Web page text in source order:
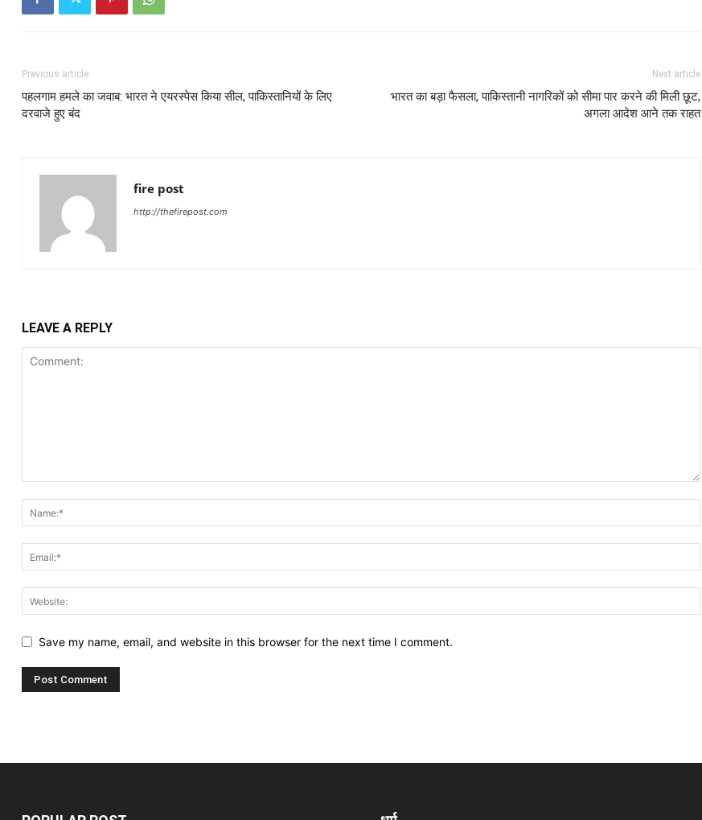
Previous article
पहलगाम हमले का जवाब: भारत ने एयरस्पेस किया सील, पाकिस्तानियों के लिए
दरवाजे हुए बंद
Next article
भारत का बड़ा फैसला, पाकिस्तानी नागरिकों को सीमा पार करने की मिली छूट,
अगला आदेश आने तक राहत
fire post
http://thefirepost.com
LEAVE A REPLY
Save my name, email, and website in this browser for the next time I comment.